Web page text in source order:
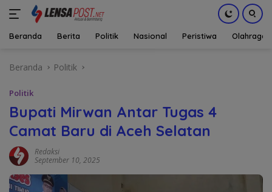
Beranda Berita Politik Nasional Peristiwa Olahraga
Beranda Politik
Politik
Bupati Mirwan Antar Tugas 4
Camat Baru di Aceh Selatan
Redaksi
September 10, 2025